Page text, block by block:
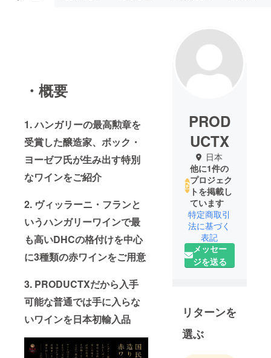
・概要
1. ハンガリーの最高勲章を
受賞した醸造家、ボック・
ヨーゼフ氏が生み出す特別
なワインをご紹介
2. ヴィッラーニ・フランと
いうハンガリーワインで最
も高いDHCの格付けを中心
に3種類の赤ワインをご用意
3. PRODUCTXだから入手
可能な普通では手に入らな
いワインを日本初輸入品
PROD
UCTX
日本
他に1件の
プロジェク
トを掲載し
ています
特定商取引
法に基づく
表記
メッセー
ジを送る
リターンを
選ぶ